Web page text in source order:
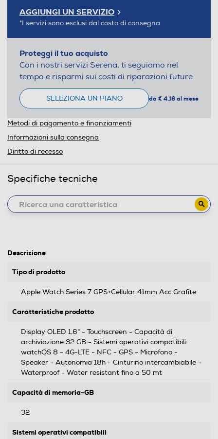
AGGIUNGI UN SERVIZIO
*I servizi sono esclusi dal costo di consegna
Proteggi il tuo acquisto
Con i nostri servizi Serena, ti seguiamo nel
tempo e risparmi sui costi di riparazioni future.
SELEZIONA UN PIANO da € 4,16 al mese
Metodi di pagamento e finanziamenti
Informazioni sulla consegna
Diritto di recesso
Specifiche tecniche
Descrizione
Tipo di prodotto
Apple Watch Series 7 GPS+Cellular 41mm Acc Grafite
Caratteristiche prodotto
Display OLED 1,6" - Touchscreen - Capacità di
archiviazione 32 GB - Sistemi operativi compatibili:
watchOS 8 - 4G-LTE - NFC - GPS - Microfono -
Speaker - Autonomia 18h - Cinturino intercambiabile -
Waterproof - Water resistant fino a 50 mt
Capacità di memoria-GB
32
Sistemi operativi compatibili